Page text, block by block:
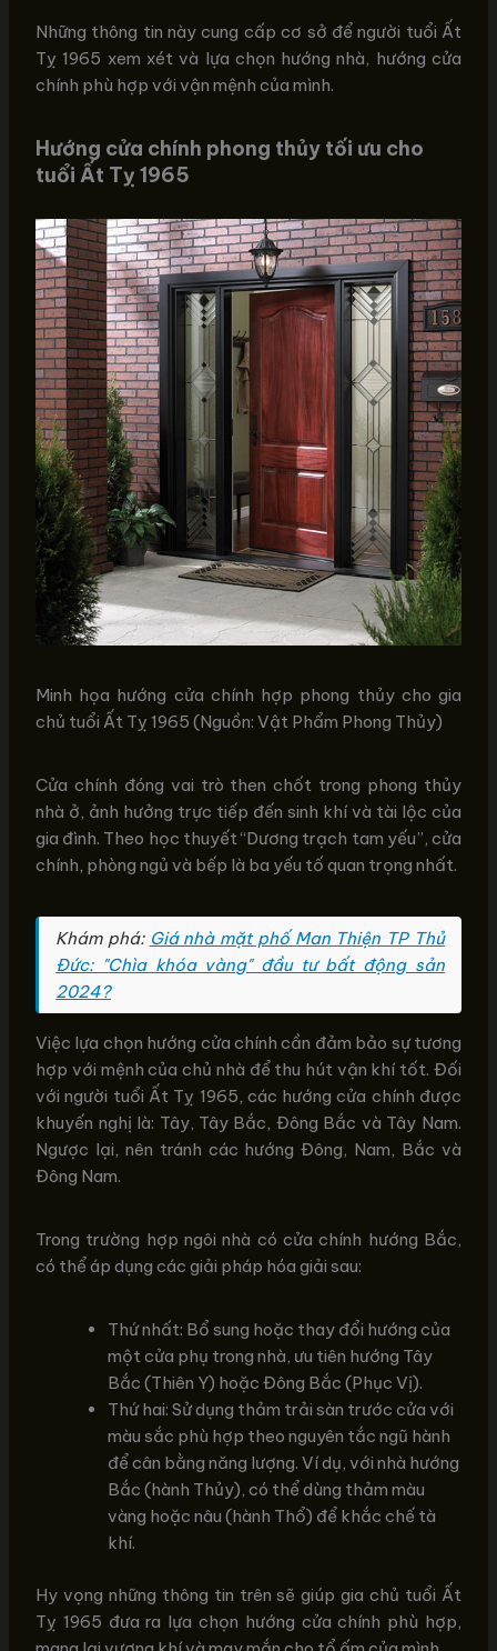
Những thông tin này cung cấp cơ sở để người tuổi Ất
Tỵ 1965 xem xét và lựa chọn hướng nhà, hướng cửa
chính phù hợp với vận mệnh của mình.
Hướng cửa chính phong thủy tối ưu cho
tuổi Ất Tỵ 1965
Minh họa hướng cửa chính hợp phong thủy cho gia
chủ tuổi Ất Tỵ 1965 (Nguồn: Vật Phẩm Phong Thủy)
Cửa chính đóng vai trò then chốt trong phong thủy
nhà ở, ảnh hưởng trực tiếp đến sinh khí và tài lộc của
gia đình. Theo học thuyết “Dương trạch tam yếu”, cửa
chính, phòng ngủ và bếp là ba yếu tố quan trọng nhất.
Khám phá: Giá nhà mặt phố Man Thiện TP Thủ
Đức: "Chìa khóa vàng" đầu tư bất động sản
2024?
Việc lựa chọn hướng cửa chính cần đảm bảo sự tương
hợp với mệnh của chủ nhà để thu hút vận khí tốt. Đối
với người tuổi Ất Tỵ 1965, các hướng cửa chính được
khuyến nghị là: Tây, Tây Bắc, Đông Bắc và Tây Nam.
Ngược lại, nên tránh các hướng Đông, Nam, Bắc và
Đông Nam.
Trong trường hợp ngôi nhà có cửa chính hướng Bắc,
có thể áp dụng các giải pháp hóa giải sau:
Thứ nhất: Bổ sung hoặc thay đổi hướng của
một cửa phụ trong nhà, ưu tiên hướng Tây
Bắc (Thiên Y) hoặc Đông Bắc (Phục Vị).
Thứ hai: Sử dụng thảm trải sàn trước cửa với
màu sắc phù hợp theo nguyên tắc ngũ hành
để cân bằng năng lượng. Ví dụ, với nhà hướng
Bắc (hành Thủy), có thể dùng thảm màu
vàng hoặc nâu (hành Thổ) để khắc chế tà
khí.
Hy vọng những thông tin trên sẽ giúp gia chủ tuổi Ất
Tỵ 1965 đưa ra lựa chọn hướng cửa chính phù hợp,